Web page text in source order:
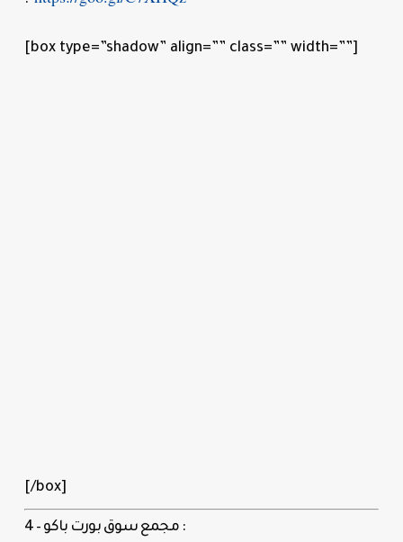
[box type=”shadow” align=”” class=”” width=””]
[/box]
4 – مجمع سوق بورت باكو :